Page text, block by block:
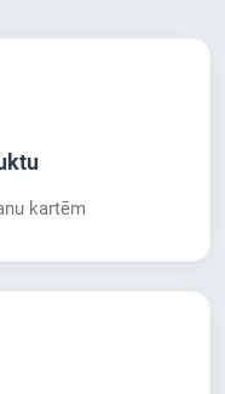
kartēm